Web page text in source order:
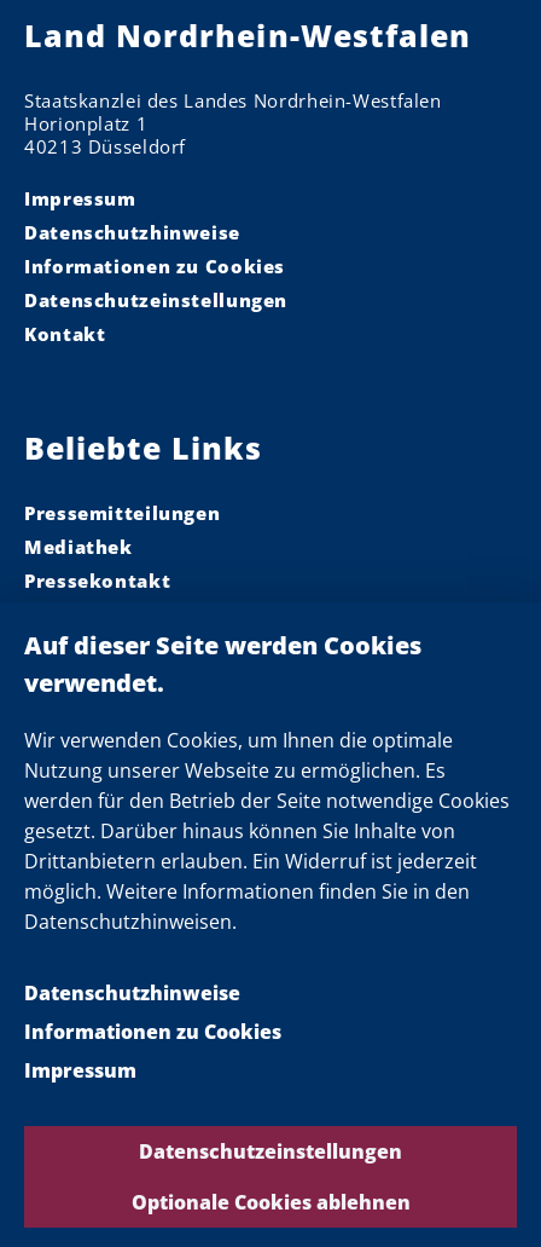
Wir verwenden Cookies, um Ihnen die optimale
Nutzung unserer Webseite zu ermöglichen. Es
werden für den Betrieb der Seite notwendige Cookies
gesetzt. Darüber hinaus können Sie Inhalte von
Drittanbietern erlauben. Ein Widerruf ist jederzeit
möglich. Weitere Informationen finden Sie in den
Datenschutzhinweisen.
Datenschutzhinweise
Impressum
Informationen zu Cookies
Datenschutzeinstellungen
Optionale Cookies ablehnen
Land Nordrhein-Westfalen
Staatskanzlei des Landes Nordrhein-Westfalen
Horionplatz 1
40213 Düsseldorf
Impressum
Datenschutzhinweise
Informationen zu Cookies
Datenschutzeinstellungen
Kontakt
Beliebte Links
Pressemitteilungen
Mediathek
Pressekontakt
Landeskabinett
Einsamkeit
Folgen Sie uns